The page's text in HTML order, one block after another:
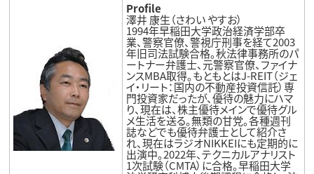
Profile
澤井 康生（さわい やすお）
1994年早稲田大学政治経済学部卒
業、警察官僚、警視庁刑事を経て2003
年旧司法試験合格。秋法律事務所のパ
ートナー弁護士、元警察官僚、ファイナ
ンスMBA取得。もともとはJ-REIT（ジェ
イ・リート：国内の不動産投資信託）専
門投資家だったが、優待の魅力にハマ
り、現在は、株主優待メインで優待グル
メ生活を送る。無類の甘党。各種週刊
誌などでも優待弁護士として紹介さ
れ、現在はラジオNIKKEIにも定期的に
出演中。2022年、テクニカルアナリスト
1次試験（CMTA）に合格。早稲田大学